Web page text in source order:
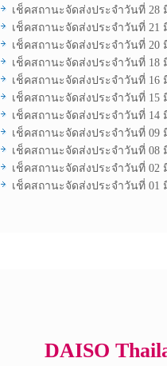
เช็คสถานะจัดส่งประจำวันที่ 28
เช็คสถานะจัดส่งประจำวันที่ 21
เช็คสถานะจัดส่งประจำวันที่ 20
เช็คสถานะจัดส่งประจำวันที่ 18
เช็คสถานะจัดส่งประจำวันที่ 16
เช็คสถานะจัดส่งประจำวันที่ 15
เช็คสถานะจัดส่งประจำวันที่ 14
เช็คสถานะจัดส่งประจำวันที่ 09
เช็คสถานะจัดส่งประจำวันที่ 08
เช็คสถานะจัดส่งประจำวันที่ 02
เช็คสถานะจัดส่งประจำวันที่ 01
DAISO